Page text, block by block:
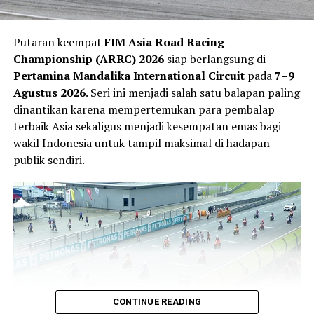
Veda mengaku jeda musim dimanfaatkannya untuk
memulihkan kondisi fisik sekaligus mempersiapkan diri
menghadapi paruh kedua musim. Ia merasa hasil positif
di Sachsenring memberikan tambahan kepercayaan diri
“Balapan terakhir di Jerman memberi saya lebih banyak
kepercayaan diri karena kami kembali menunjukkan
kecepatan yang bagus dan mencetak poin penting.
baik,” ujar Veda.
Putaran keempatFIM Asia Road Racing
Championship (ARRC) 2026siap berlangsung di
Pertamina Mandalika International Circuitpada7–9
Agustus 2026. Seri ini menjadi salah satu balapan paling
dinantikan karena mempertemukan para pembalap
terbaik Asia sekaligus menjadi kesempatan emas bagi
wakil Indonesia untuk tampil maksimal di hadapan
publik sendiri.
CONTINUE READING